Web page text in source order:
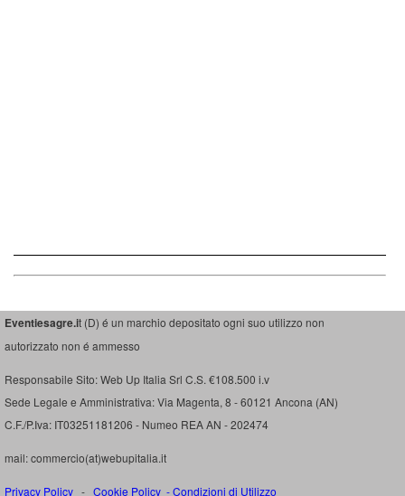
Eventiesagre.it (D) é un marchio depositato ogni suo utilizzo non
autorizzato non é ammesso
Responsabile Sito: Web Up Italia Srl C.S. €108.500 i.v
Sede Legale e Amministrativa: Via Magenta, 8 - 60121 Ancona (AN)
C.F./P.Iva: IT03251181206 - Numeo REA AN - 202474
mail: commercio(at)webupitalia.it
Privacy Policy - Cookie Policy -Condizioni di Utilizzo